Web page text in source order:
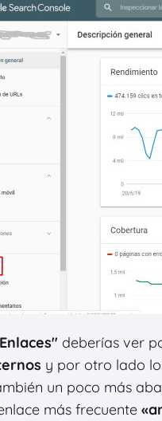
deberías ver
y por otro lado
un poco más
más frecuente